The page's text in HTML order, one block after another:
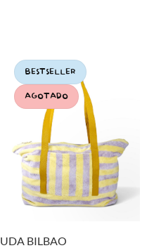
BESTSELLER
AGOTADO
UDA BILBAO